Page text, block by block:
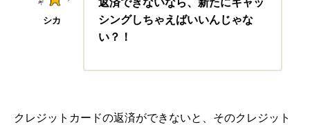
シカ
返済できないなら、新たにキャッ
シングしちゃえばいいんじゃな
い？！
クレジットカードの返済ができないと、そのクレジット